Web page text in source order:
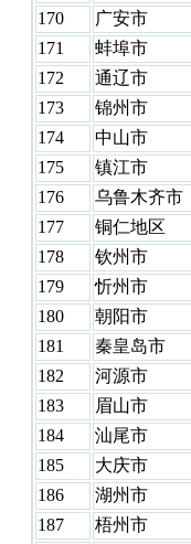
170
广安市
171
蚌埠市
172
通辽市
173
锦州市
174
中山市
175
镇江市
176
乌鲁木齐市
177
铜仁地区
178
钦州市
179
忻州市
180
朝阳市
181
秦皇岛市
182
河源市
183
眉山市
184
汕尾市
185
大庆市
186
湖州市
187
梧州市